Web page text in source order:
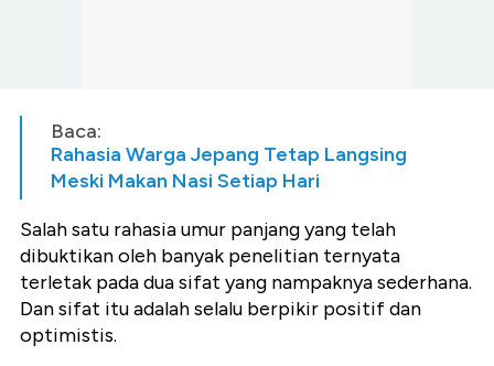
Baca:
Rahasia Warga Jepang Tetap Langsing
Meski Makan Nasi Setiap Hari
Salah satu rahasia umur panjang yang telah
dibuktikan oleh banyak penelitian ternyata
terletak pada dua sifat yang nampaknya sederhana.
Dan sifat itu adalah selalu berpikir positif dan
optimistis.